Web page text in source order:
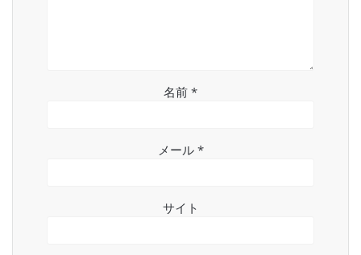
名前 *
メール *
サイト